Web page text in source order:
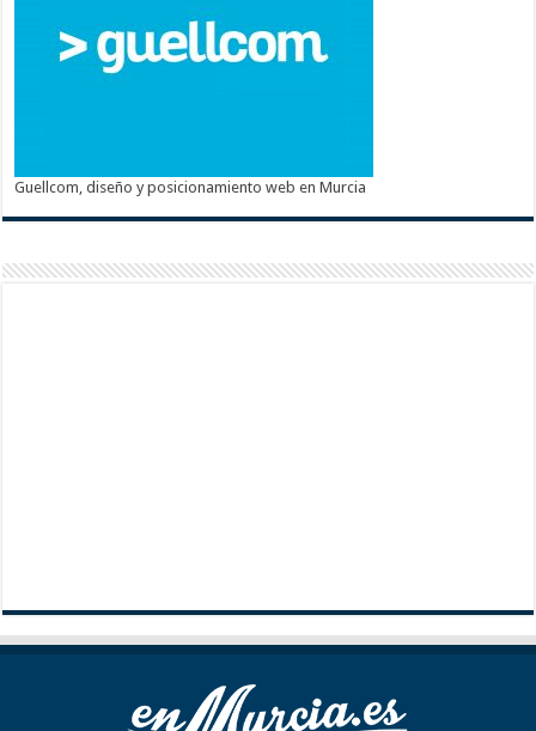
Guellcom, diseño y posicionamiento web en Murcia